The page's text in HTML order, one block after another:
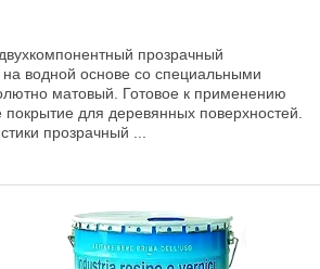
прозрачный
водной основе со специальными
матовый. Готовое к применению
для деревянных поверхностей.
прозрачный ...